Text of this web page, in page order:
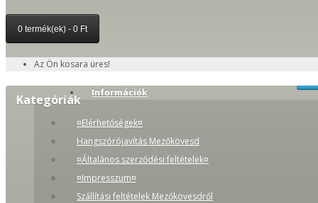
0 termék(ek) - 0 Ft
Az Ön kosara üres!
Kategóriák Információk
¤Elérhetőségek¤
Hangszórójavítás Mezőkövesd
¤Általános szerződési feltételek¤
¤Impresszum¤
Szállítási feltételek Mezőkövesdről